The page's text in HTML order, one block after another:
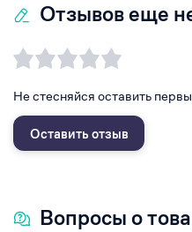
Отзывов еще
Не стесняйся оставить
Оставить отзыв
Вопросы о